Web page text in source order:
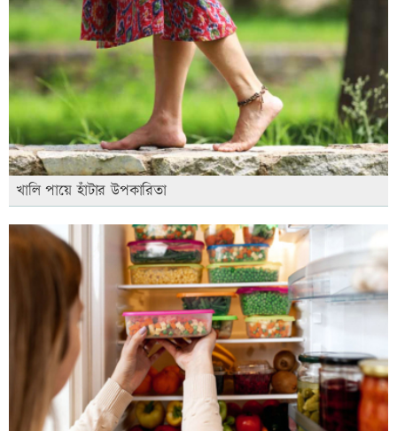
খালি পায়ে হাঁটার উপকারিতা